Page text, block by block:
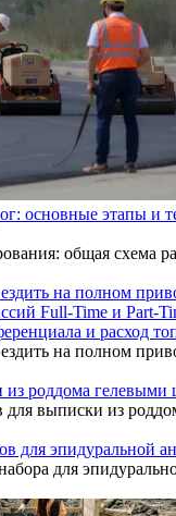
основные этапы и
общая схема
на полном
Full-Time и Part-
и расход
на полном
роддома гелевыми
выписки из
для эпидуральной
для